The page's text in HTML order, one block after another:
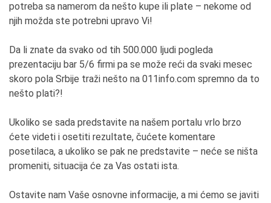
potreba sa namerom da nešto kupe ili plate – nekome od
njih možda ste potrebni upravo Vi!
Da li znate da svako od tih 500.000 ljudi pogleda
prezentaciju bar 5/6 firmi pa se može reći da svaki mesec
skoro pola Srbije traži nešto na 011info.com spremno da to
nešto plati?!
Ukoliko se sada predstavite na našem portalu vrlo brzo
ćete videti i osetiti rezultate, čućete komentare
posetilaca, a ukoliko se pak ne predstavite – neće se ništa
promeniti, situacija će za Vas ostati ista.
Ostavite nam Vaše osnovne informacije, a mi ćemo se javiti